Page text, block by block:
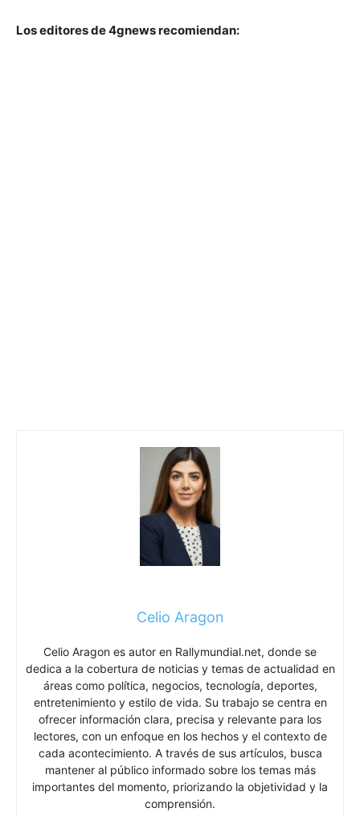
Los editores de 4gnews recomiendan:
Celio Aragon
Celio Aragon es autor en Rallymundial.net, donde se
dedica a la cobertura de noticias y temas de actualidad en
áreas como política, negocios, tecnología, deportes,
entretenimiento y estilo de vida. Su trabajo se centra en
ofrecer información clara, precisa y relevante para los
lectores, con un enfoque en los hechos y el contexto de
cada acontecimiento. A través de sus artículos, busca
mantener al público informado sobre los temas más
importantes del momento, priorizando la objetividad y la
comprensión.